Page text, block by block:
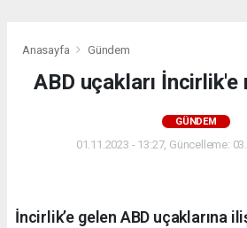
Anasayfa Gündem
ABD uçakları İncirlik'e
GÜNDEM
01.11.2023 - 13:27, Güncelleme:
İncirlik’e gelen ABD uçaklarına